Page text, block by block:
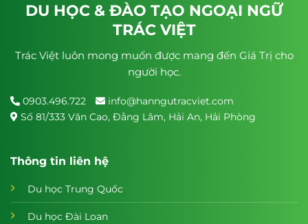
DU HỌC & ĐÀO TẠO NGOẠI NGỮ
TRÁC VIỆT
Trác Việt luôn mong muốn được mang đến Giá Trị cho
người học.
0903.496.722
info@hanngutracviet.com
Số 81/333 Văn Cao, Đằng Lâm, Hải An, Hải Phòng
Thông tin liên hệ
Du học Trung Quốc
Du học Đài Loan